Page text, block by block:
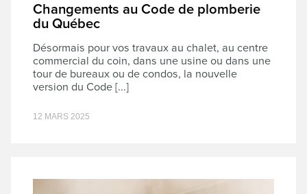
Changements au Code de plomberie
du Québec
Désormais pour vos travaux au chalet, au centre
commercial du coin, dans une usine ou dans une
tour de bureaux ou de condos, la nouvelle
version du Code [...]
12 MARS 2025